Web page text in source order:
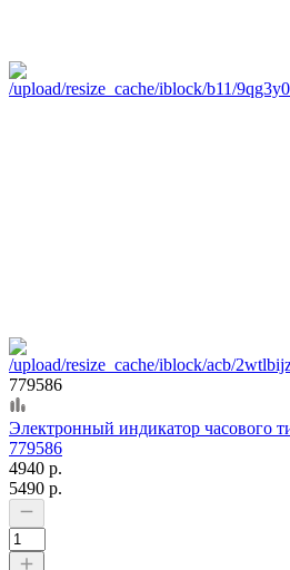
779586
Электронный индикатор часового
779586
4940 р.
5490 р.